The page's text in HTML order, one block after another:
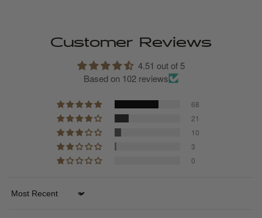
Customer Reviews
4.51 out of 5
Based on 102 reviews
68
21
10
3
0
Sort by